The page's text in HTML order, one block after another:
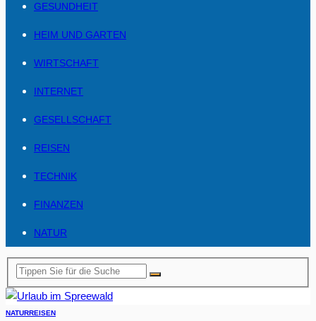
GESUNDHEIT
HEIM UND GARTEN
WIRTSCHAFT
INTERNET
GESELLSCHAFT
REISEN
TECHNIK
FINANZEN
NATUR
NATURREISEN